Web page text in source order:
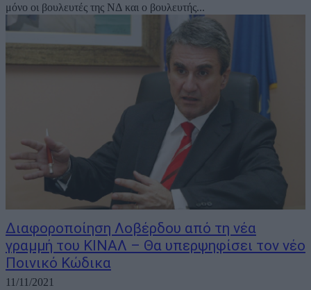
μόνο οι βουλευτές της ΝΔ και ο βουλευτής...
Διαφοροποίηση Λοβέρδου από τη νέα
γραμμή του ΚΙΝΑΛ – Θα υπερψηφίσει τον νέο
Ποινικό Κώδικα
11/11/2021